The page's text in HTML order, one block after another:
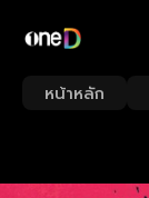
หน้าหลัก